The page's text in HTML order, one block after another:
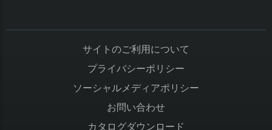
サイトのご利用について
プライバシーポリシー
ソーシャルメディアポリシー
お問い合わせ
カタログダウンロード